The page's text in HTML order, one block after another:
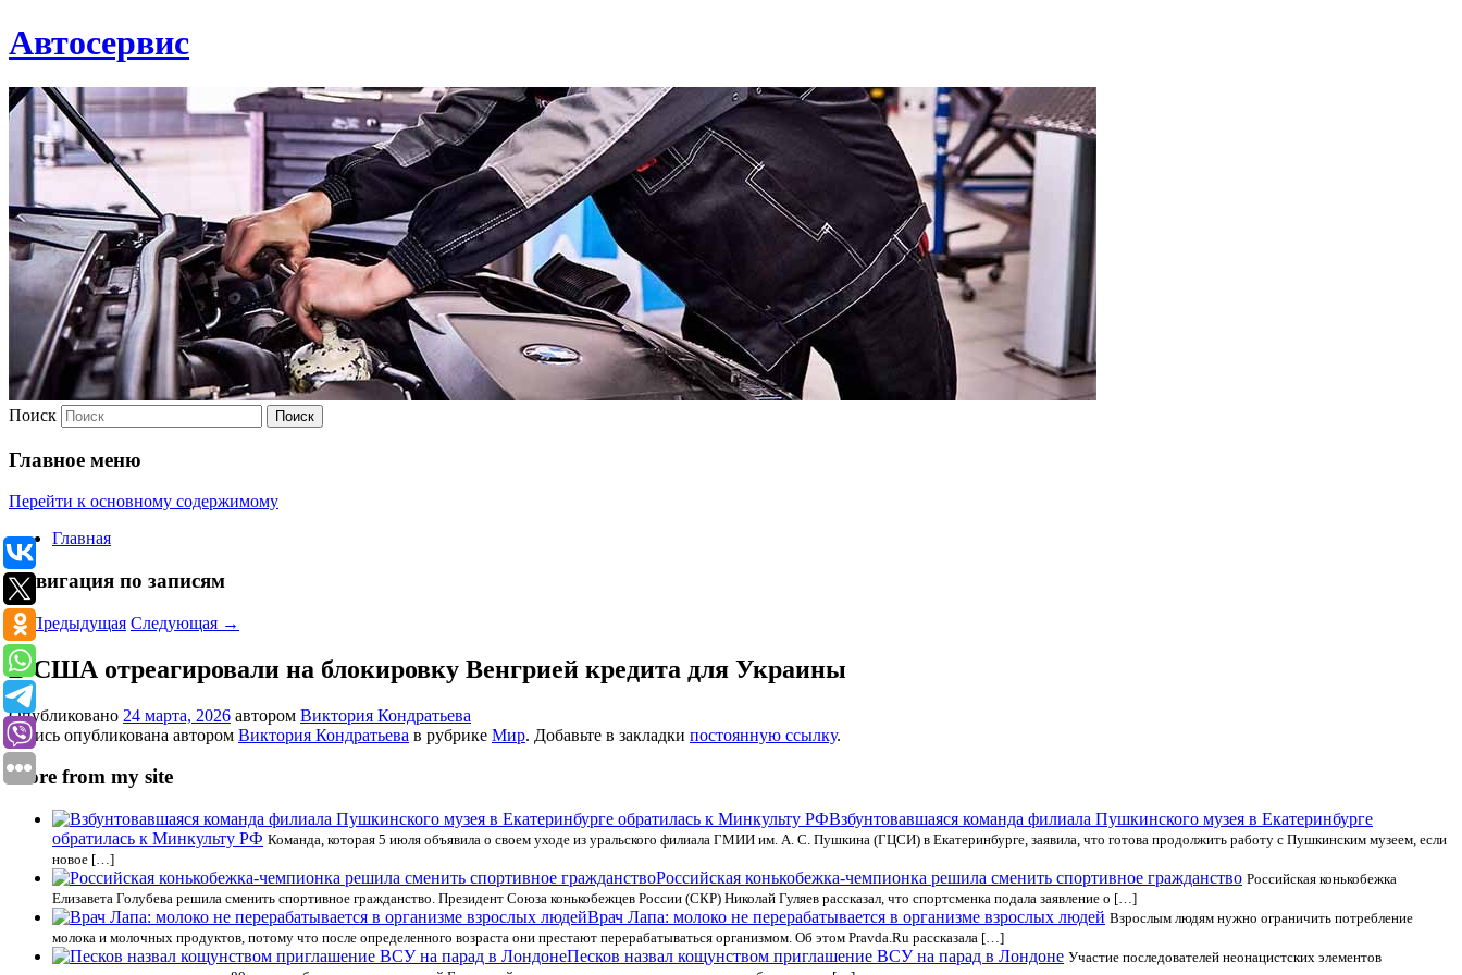
Автосервис
Поиск
Главное меню
Перейти к основному содержимому
Главная
Навигация по записям
←Предыдущая Следующая →
В США отреагировали на блокировку Венгрией кредита для Украины
Опубликовано 24 марта, 2026 автором Виктория Кондратьева
Запись опубликована автором Виктория Кондратьева в рубрике Мир. Добавьте в закладки постоянную ссылку.
More from my site
Взбунтовавшаяся команда филиала Пушкинского музея в Екатеринбурге
обратилась к Минкульту РФ Команда, которая 5 июля объявила о своем уходе из уральского филиала ГМИИ им. А. С. Пушкина (ГЦСИ) в Екатеринбурге, заявила, что готова продолжить работу с Пушкинским музеем, если
новое […]
Российская конькобежка-чемпионка решила сменить спортивное гражданство Российская конькобежка
Елизавета Голубева решила сменить спортивное гражданство. Президент Союза конькобежцев России (СКР) Николай Гуляев рассказал, что спортсменка подала заявление о […]
Врач Лапа: молоко не перерабатывается в организме взрослых людей Взрослым людям нужно ограничить потребление
молока и молочных продуктов, потому что после определенного возраста они престают перерабатываться организмом. Об этом Pravda.Ru рассказала […]
Песков назвал кощунством приглашение ВСУ на парад в Лондоне Участие последователей неонацистских элементов